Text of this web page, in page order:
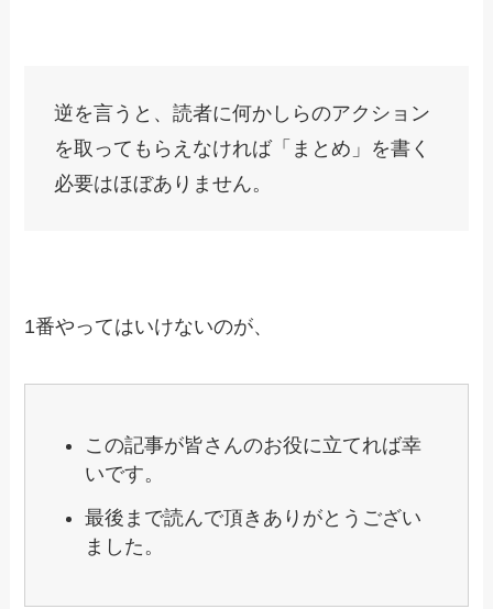
逆を言うと、読者に何かしらのアクション
を取ってもらえなければ「まとめ」を書く
必要はほぼありません。
1番やってはいけないのが、
この記事が皆さんのお役に立てれば幸
いです。
最後まで読んで頂きありがとうござい
ました。